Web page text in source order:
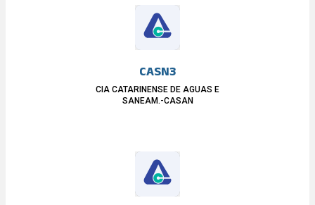
CASN3
CIA CATARINENSE DE AGUAS E
SANEAM.-CASAN